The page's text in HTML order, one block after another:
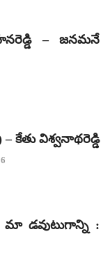
– జనమనే
కేతు విశ్వనాథరెడ్డి
మా డవుటుగాన్ని :